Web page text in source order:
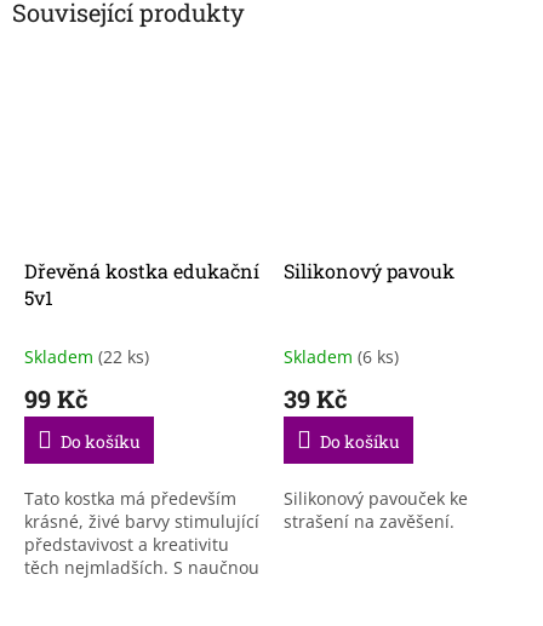
Související produkty
Dřevěná kostka edukační
5v1
Skladem (22 ks)
99 Kč
Do košíku
Tato kostka má především
krásné, živé barvy stimulující
představivost a kreativitu
těch nejmladších. S naučnou
Silikonový pavouk
Skladem (6 ks)
39 Kč
Do košíku
Silikonový pavouček ke
strašení na zavěšení.